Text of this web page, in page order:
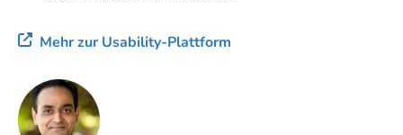
Mehr zur Usability-Plattform